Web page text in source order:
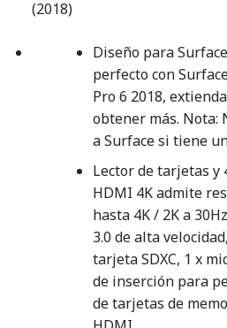
(2018)
Diseño para
perfecto con
Pro 6 2018,
obtener más. Nota:
a Surface si tiene
Lector de tarjetas y
HDMI 4K admite
hasta 4K / 2K a
3.0 de alta
tarjeta SDXC, 1 x
de inserción para
de tarjetas de